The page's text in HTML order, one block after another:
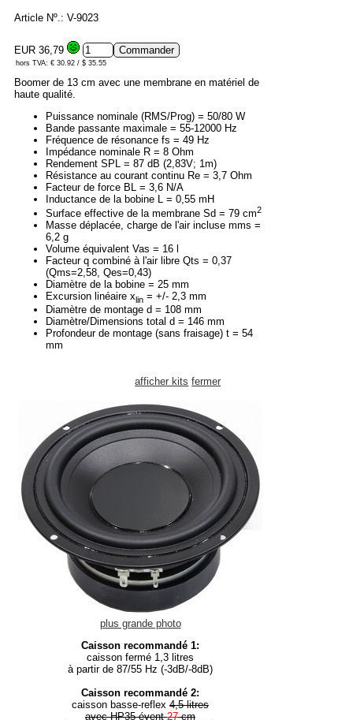
Article Nº.: V-9023
EUR 36,79
hors TVA: € 30.92 / $ 35.55
Boomer de 13 cm avec une membrane en matériel de
haute qualité.
Puissance nominale (RMS/Prog) = 50/80 W
Bande passante maximale = 55-12000 Hz
Fréquence de résonance fs = 49 Hz
Impédance nominale R = 8 Ohm
Rendement SPL = 87 dB (2,83V; 1m)
Résistance au courant continu Re = 3,7 Ohm
Facteur de force BL = 3,6 N/A
Inductance de la bobine L = 0,55 mH
Surface effective de la membrane Sd = 79 cm2
Masse déplacée, charge de l'air incluse mms =
6,2 g
Volume équivalent Vas = 16 l
Facteur q combiné à l'air libre Qts = 0,37
(Qms=2,58, Qes=0,43)
Diamètre de la bobine = 25 mm
Excursion linéaire xlin = +/- 2,3 mm
Diamètre de montage d = 108 mm
Diamètre/Dimensions total d = 146 mm
Profondeur de montage (sans fraisage) t = 54
mm
afficher kits fermer
plus grande photo
Caisson recommandé 1:
caisson fermé 1,3 litres
à partir de 87/55 Hz (-3dB/-8dB)
Caisson recommandé 2:
caisson basse-reflex 4,5 litres
avec HP35 évent27cm